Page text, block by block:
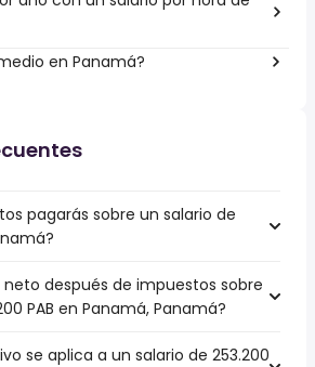
en Panamá?
pagarás sobre un salario de
neto después de impuestos sobre
PAB en Panamá, Panamá?
se aplica a un salario de 253.200